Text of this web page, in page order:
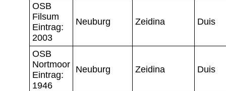
OSB
Filsum
Eintrag:
2003
Neuburg Zeidina Duis
OSB
Nortmoor
Eintrag:
1946
Neuburg Zeidina Duis